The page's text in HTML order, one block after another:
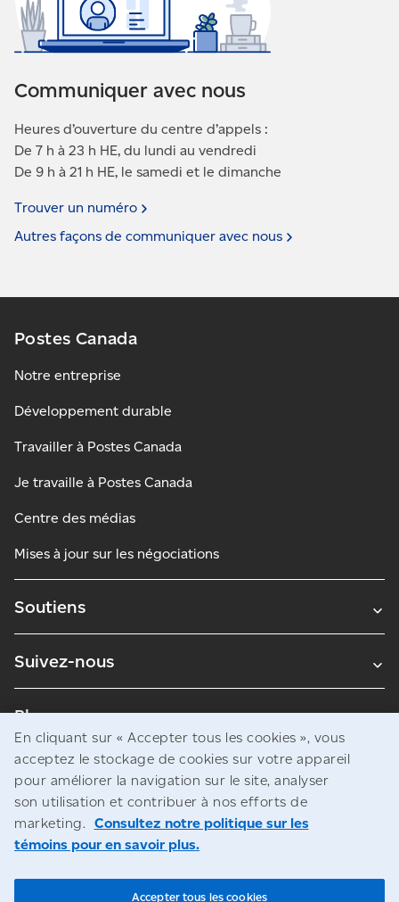
Communiquer avec nous
Heures d’ouverture du centre d’appels :
De 7 h à 23 h HE, du lundi au vendredi
De 9 h à 21 h HE, le samedi et le dimanche
Trouver un numéro
Autres façons de communiquer avec nous
Postes Canada
Notre entreprise
Développement durable
Travailler à Postes Canada
Je travaille à Postes Canada
Centre des médias
Mises à jour sur les négociations
Soutiens
Suivez-nous
Blogues
© Société canadienne des postes
Avis juridiques
Accès à l’information
En cliquant sur « Accepter tous les cookies », vous
acceptez le stockage de cookies sur votre appareil
pour améliorer la navigation sur le site, analyser
son utilisation et contribuer à nos efforts de
marketing. Consultez notre politique sur les
témoins pour en savoir plus.
Accepter tous les cookies